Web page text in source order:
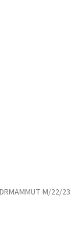
DRMAMMUT M/22/23